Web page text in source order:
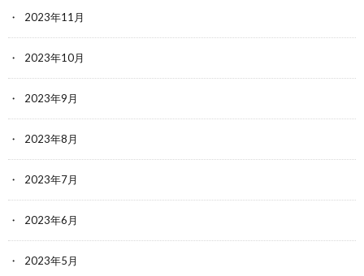
2023年11月
2023年10月
2023年9月
2023年8月
2023年7月
2023年6月
2023年5月